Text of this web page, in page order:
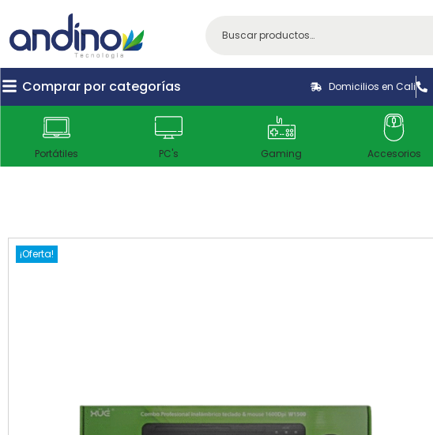
Comprar por categorías Domicilios en Cali
Portátiles PC's Gaming Accesorios
¡Oferta!